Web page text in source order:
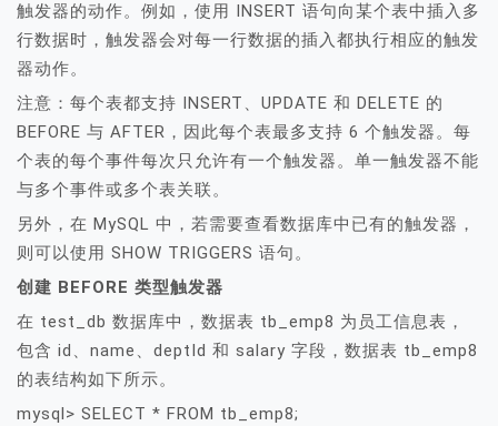
触发器的动作。例如，使用 INSERT 语句向某个表中插入多
行数据时，触发器会对每一行数据的插入都执行相应的触发
器动作。
注意：每个表都支持 INSERT、UPDATE 和 DELETE 的
BEFORE 与 AFTER，因此每个表最多支持 6 个触发器。每
个表的每个事件每次只允许有一个触发器。单一触发器不能
与多个事件或多个表关联。
另外，在 MySQL 中，若需要查看数据库中已有的触发器，
则可以使用 SHOW TRIGGERS 语句。
创建 BEFORE 类型触发器
在 test_db 数据库中，数据表 tb_emp8 为员工信息表，
包含 id、name、deptId 和 salary 字段，数据表 tb_emp8
的表结构如下所示。
mysql> SELECT * FROM tb_emp8;